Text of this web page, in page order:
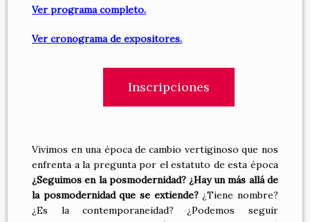
Ver programa completo.
Ver cronograma de expositores.
Inscripciones
Vivimos en una época de cambio vertiginoso que nos
enfrenta a la pregunta por el estatuto de esta época
¿Seguimos en la posmodernidad? ¿Hay un más allá de
la posmodernidad que se extiende?¿Tiene nombre?
¿Es la contemporaneidad? ¿Podemos seguir